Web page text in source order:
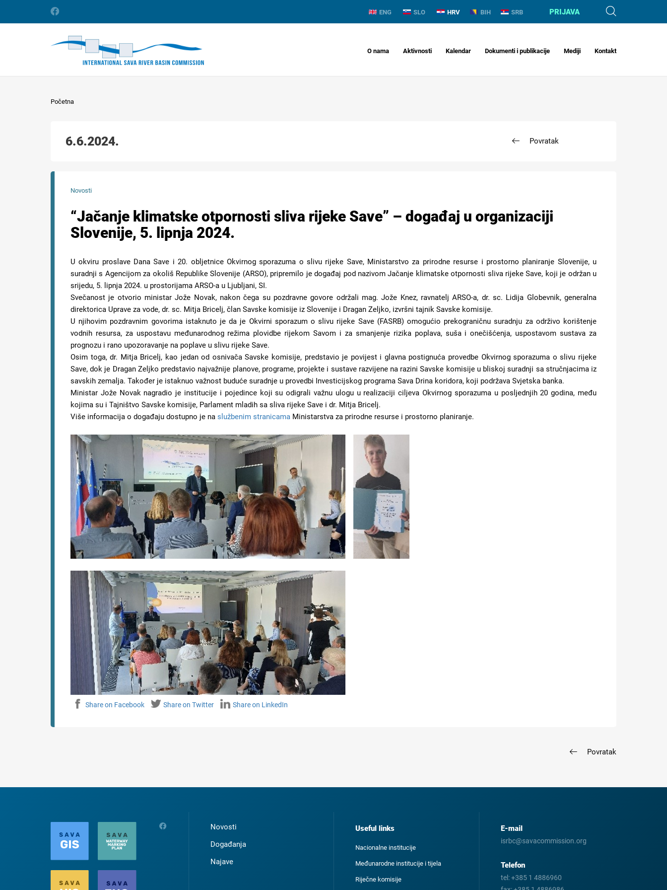
ENG SLO HRV BIH SRB PRIJAVA
O nama Aktivnosti Kalendar Dokumenti i publikacije Mediji Kontakt
Početna
6.6.2024. Povratak
Novosti
“Jačanje klimatske otpornosti sliva rijeke Save” – događaj u organizaciji
Slovenije, 5. lipnja 2024.
U okviru proslave Dana Save i 20. obljetnice Okvirnog sporazuma o slivu rijeke Save, Ministarstvo za prirodne resurse i prostorno planiranje Slovenije, u
suradnji s Agencijom za okoliš Republike Slovenije (ARSO), pripremilo je događaj pod nazivom Jačanje klimatske otpornosti sliva rijeke Save, koji je održan u
srijedu, 5. lipnja 2024. u prostorijama ARSO-a u Ljubljani, SI.
Svečanost je otvorio ministar Jože Novak, nakon čega su pozdravne govore održali mag. Jože Knez, ravnatelj ARSO-a, dr. sc. Lidija Globevnik, generalna
direktorica Uprave za vode, dr. sc. Mitja Bricelj, član Savske komisije iz Slovenije i Dragan Zeljko, izvršni tajnik Savske komisije.
U njihovim pozdravnim govorima istaknuto je da je Okvirni sporazum o slivu rijeke Save (FASRB) omogućio prekograničnu suradnju za održivo korištenje
vodnih resursa, za uspostavu međunarodnog režima plovidbe rijekom Savom i za smanjenje rizika poplava, suša i onečišćenja, uspostavom sustava za
prognozu i rano upozoravanje na poplave u slivu rijeke Save.
Osim toga, dr. Mitja Bricelj, kao jedan od osnivača Savske komisije, predstavio je povijest i glavna postignuća provedbe Okvirnog sporazuma o slivu rijeke
Save, dok je Dragan Zeljko predstavio najvažnije planove, programe, projekte i sustave razvijene na razini Savske komisije u bliskoj suradnji sa stručnjacima iz
savskih zemalja. Također je istaknuo važnost buduće suradnje u provedbi Investicijskog programa Sava Drina koridora, koji podržava Svjetska banka.
Ministar Jože Novak nagradio je institucije i pojedince koji su odigrali važnu ulogu u realizaciji ciljeva Okvirnog sporazuma u posljednjih 20 godina, među
kojima su i Tajništvo Savske komisije, Parlament mladih sa sliva rijeke Save i dr. Mitja Bricelj.
Više informacija o događaju dostupno je na službenim stranicama Ministarstva za prirodne resurse i prostorno planiranje.
Share on Facebook Share on Twitter Share on LinkedIn
Povratak
Novosti
Događanja
Najave
Useful links
Nacionalne institucije
Međunarodne institucije i tijela
Riječne komisije
E-mail
isrbc@savacommission.org
Telefon
tel:+385 1 4886960